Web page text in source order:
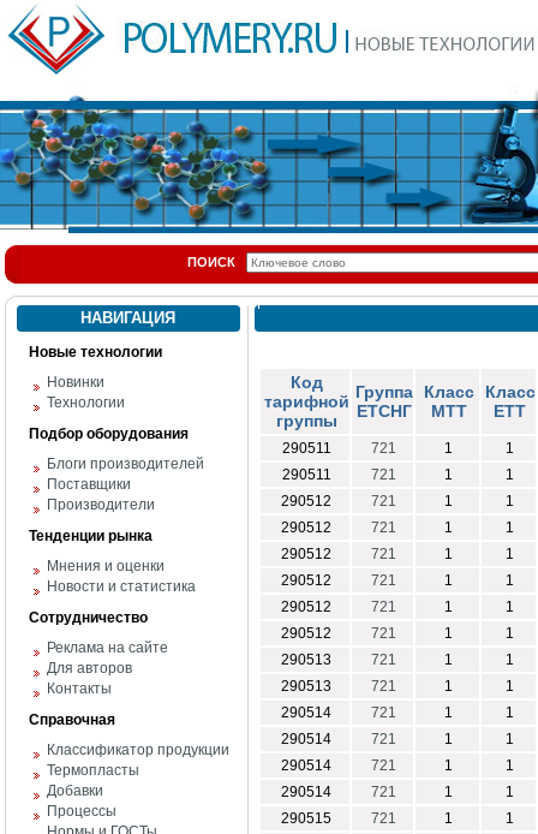
ПОИСК
НАВИГАЦИЯ
Новые технологии
Новинки
Технологии
Подбор оборудования
Блоги производителей
Поставщики
Производители
Тенденции рынка
Мнения и оценки
Новости и статистика
Сотрудничество
Реклама на сайте
Для авторов
Контакты
Справочная
Классификатор продукции
Термопласты
Добавки
Процессы
Код
тарифной
группы
Группа
ЕТСНГ
Класс
МТТ
Класс
ЕТТ
290511 721 1
1
290511
721 1
1
290512
721 1
1
290512
721 1
1
290512
721 1
1
290512
721 1
1
290512
721 1
1
290512
721 1
1
290513
721 1
1
290513
721 1
1
290514
721 1
1
290514
721 1
1
290514
721 1
1
290514
721 1
1
290515
721 1
1